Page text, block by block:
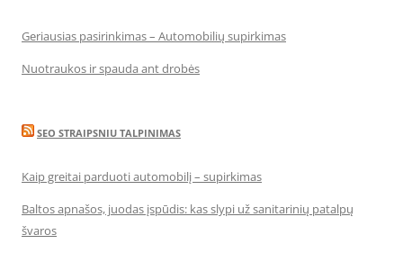
Geriausias pasirinkimas – Automobilių supirkimas
Nuotraukos ir spauda ant drobės
SEO STRAIPSNIU TALPINIMAS
Kaip greitai parduoti automobilį – supirkimas
Baltos apnašos, juodas įspūdis: kas slypi už sanitarinių patalpų
švaros